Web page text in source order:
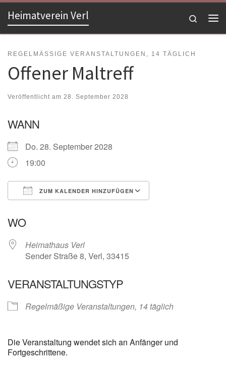
Zum Inhalt springen
Heimatverein Verl
Search
REGELMÄSSIGE VERANSTALTUNGEN, 14 TÄGLICH
Offener Maltreff
Veröffentlicht am 28. September 2028
WANN
Do. 28. September 2028
19:00
ZUM KALENDER HINZUFÜGEN
WO
Heimathaus Verl
Sender Straße 8, Verl, 33415
VERANSTALTUNGSTYP
Regelmäßige Veranstaltungen, 14 täglich
Die Veranstaltung wendet sich an Anfänger und
Fortgeschrittene.